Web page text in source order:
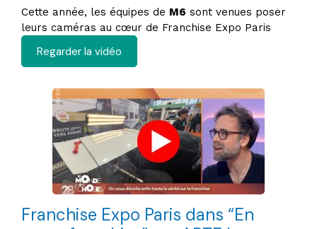
Cette année, les équipes de M6 sont venues poser
leurs caméras au cœur de Franchise Expo Paris
Regarder la vidéo
Franchise Expo Paris dans “En